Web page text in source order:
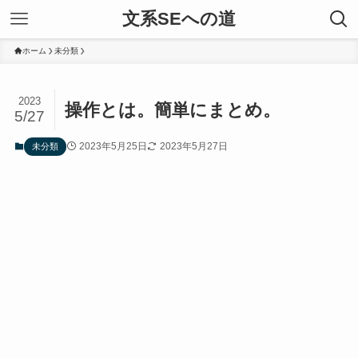
文系SEへの道
ホーム 未分類
操作とは。簡単にまとめ。
2023
5/27
未分類 2023年5月25日 2023年5月27日